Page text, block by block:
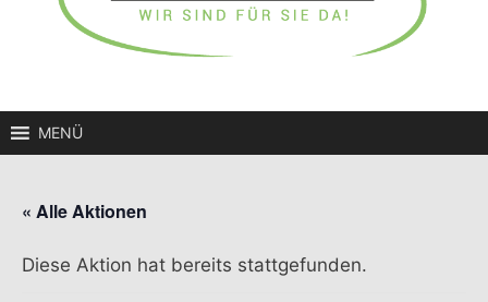
MENÜ
« Alle Aktionen
Diese Aktion hat bereits stattgefunden.